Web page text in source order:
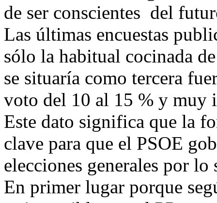
de ser conscientes del
Las últimas encuestas
sólo la habitual cocinada
se situaría como tercera
voto del 10 al 15 % y muy
Este dato significa que la
clave para que el PSOE
elecciones generales por
En primer lugar porque